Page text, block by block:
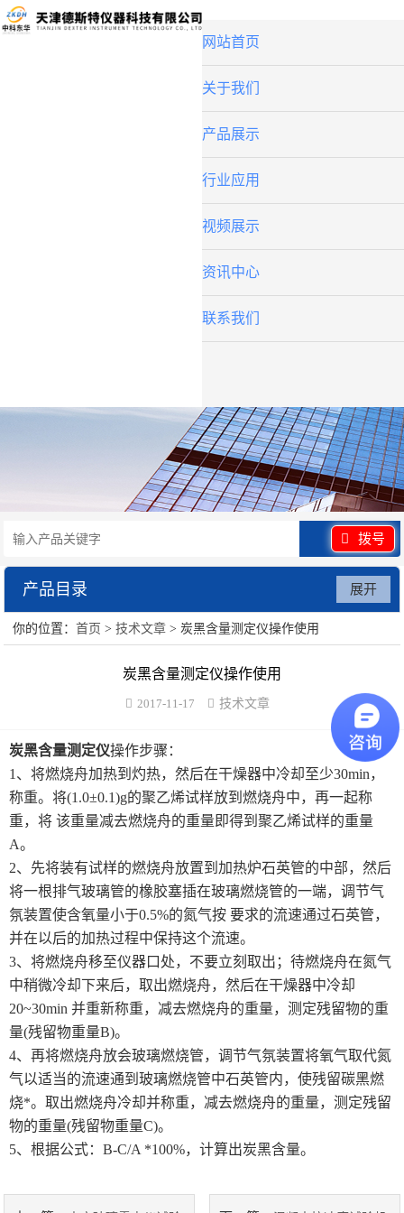
网站首页
关于我们
产品展示
行业应用
视频展示
资讯中心
联系我们
拨号
产品目录
水泥砂浆类试验仪器
混凝土类检测设备
防水卷材类试验仪器
陶瓷砖系列
建筑节能类试验仪器
塑料管材检测试验机
展开
你的位置：首页 >技术文章 > 炭黑含量测定仪操作使用
炭黑含量测定仪操作使用
2017-11-17 技术文章
炭黑含量测定仪操作步骤：
1、将燃烧舟加热到灼热，然后在干燥器中冷却至少30min，
称重。将(1.0±0.1)g的聚乙烯试样放到燃烧舟中，再一起称
重，将 该重量减去燃烧舟的重量即得到聚乙烯试样的重量
A。
2、先将装有试样的燃烧舟放置到加热炉石英管的中部，然后
将一根排气玻璃管的橡胶塞插在玻璃燃烧管的一端，调节气
氛装置使含氧量小于0.5%的氮气按 要求的流速通过石英管，
并在以后的加热过程中保持这个流速。
3、将燃烧舟移至仪器口处，不要立刻取出；待燃烧舟在氮气
中稍微冷却下来后，取出燃烧舟，然后在干燥器中冷却
20~30min 并重新称重，减去燃烧舟的重量，测定残留物的重
量(残留物重量B)。
4、再将燃烧舟放会玻璃燃烧管，调节气氛装置将氧气取代氮
气以适当的流速通到玻璃燃烧管中石英管内，使残留碳黑燃
烧*。取出燃烧舟冷却并称重，减去燃烧舟的重量，测定残留
物的重量(残留物重量C)。
5、根据公式：B-C/A *100%，计算出炭黑含量。